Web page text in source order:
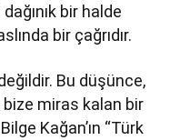
bir halde
bir çağrıdır.
Bu düşünce,
miras kalan bir
Kağan’ın “Türk